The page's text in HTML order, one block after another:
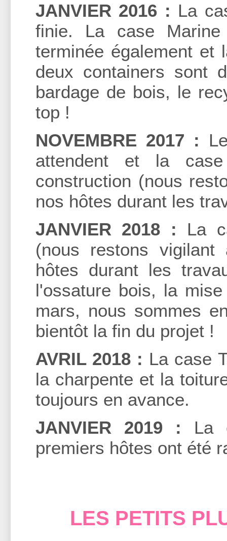
JANVIER 2016 : La
finie. La case
terminée également
deux containers sont
bardage de bois, le
top !
NOVEMBRE 2017 :
attendent et la
construction (nous
nos hôtes durant les
JANVIER 2018 : La
(nous restons
hôtes durant les
l'ossature bois, la
mars, nous sommes
bientôt la fin du projet !
AVRIL 2018 : La case
la charpente et la
toujours en avance.
JANVIER 2019 : La
premiers hôtes ont été
LES PETITS